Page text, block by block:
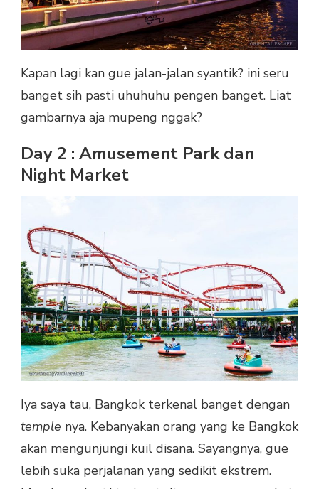
Kapan lagi kan gue jalan-jalan syantik? ini seru
banget sih pasti uhuhuhu pengen banget. Liat
gambarnya aja mupeng nggak?
Day 2 : Amusement Park dan
Night Market
Iya saya tau, Bangkok terkenal banget dengan
temple nya. Kebanyakan orang yang ke Bangkok
akan mengunjungi kuil disana. Sayangnya, gue
lebih suka perjalanan yang sedikit ekstrem.